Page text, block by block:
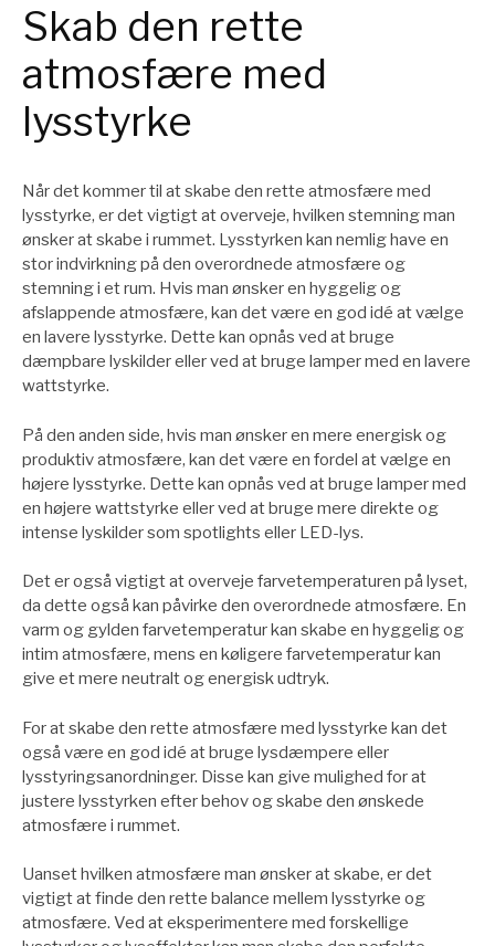
Skab den rette
atmosfære med
lysstyrke
Når det kommer til at skabe den rette atmosfære med
lysstyrke, er det vigtigt at overveje, hvilken stemning man
ønsker at skabe i rummet. Lysstyrken kan nemlig have en
stor indvirkning på den overordnede atmosfære og
stemning i et rum. Hvis man ønsker en hyggelig og
afslappende atmosfære, kan det være en god idé at vælge
en lavere lysstyrke. Dette kan opnås ved at bruge
dæmpbare lyskilder eller ved at bruge lamper med en lavere
wattstyrke.
På den anden side, hvis man ønsker en mere energisk og
produktiv atmosfære, kan det være en fordel at vælge en
højere lysstyrke. Dette kan opnås ved at bruge lamper med
en højere wattstyrke eller ved at bruge mere direkte og
intense lyskilder som spotlights eller LED-lys.
Det er også vigtigt at overveje farvetemperaturen på lyset,
da dette også kan påvirke den overordnede atmosfære. En
varm og gylden farvetemperatur kan skabe en hyggelig og
intim atmosfære, mens en køligere farvetemperatur kan
give et mere neutralt og energisk udtryk.
For at skabe den rette atmosfære med lysstyrke kan det
også være en god idé at bruge lysdæmpere eller
lysstyringsanordninger. Disse kan give mulighed for at
justere lysstyrken efter behov og skabe den ønskede
atmosfære i rummet.
Uanset hvilken atmosfære man ønsker at skabe, er det
vigtigt at finde den rette balance mellem lysstyrke og
atmosfære. Ved at eksperimentere med forskellige